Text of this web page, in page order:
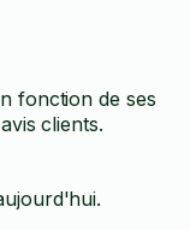
fonction de ses
clients.